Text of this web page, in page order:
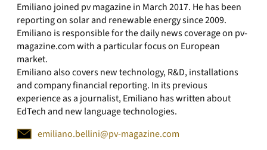
Emiliano joined pv magazine in March 2017. He has been
reporting on solar and renewable energy since 2009.
Emiliano is responsible for the daily news coverage on pv-
magazine.com with a particular focus on European
market.
Emiliano also covers new technology, R&D, installations
and company financial reporting. In its previous
experience as a journalist, Emiliano has written about
EdTech and new language technologies.
emiliano.bellini@pv-magazine.com